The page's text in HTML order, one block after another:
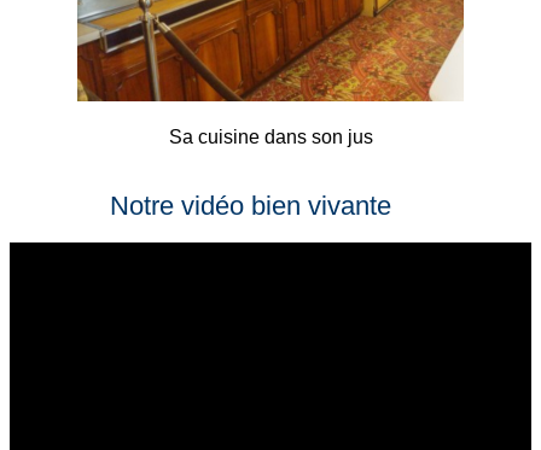
Sa cuisine dans son jus
Notre vidéo bien vivante